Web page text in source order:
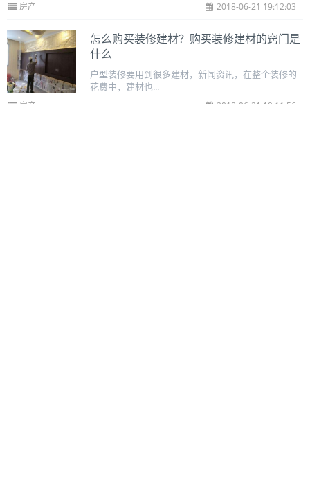
房产 2018-06-21 19:12:03
怎么购买装修建材？购买装修建材的窍门是
什么
户型装修要用到很多建材，新闻资讯，在整个装修的
花费中，建材也...
房产 2018-06-21 19:11:56